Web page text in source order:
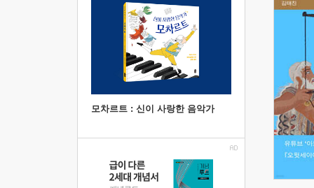
모차르트 : 신이 사랑한 음악가